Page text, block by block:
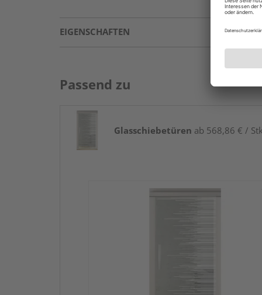
EIGENSCHAFTEN
Passend zu
Glasschiebetüren ab 568,86 € /